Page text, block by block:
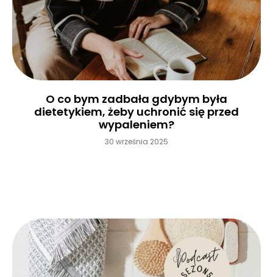
O co bym zadbała gdybym była
dietetykiem, żeby uchronić się przed
wypaleniem?
30 września 2025